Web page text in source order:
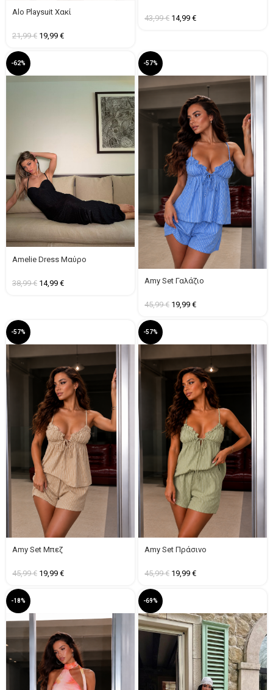
Alo Playsuit Χακί
21,99€ 19,99 €
43,99€ 14,99 €
-62%
Amelie Dress Μαύρο
38,99€ 14,99 €
-57%
Amy Set Γαλάζιο
45,99€ 19,99 €
-57%
Amy Set Μπεζ
45,99€ 19,99 €
-57%
Amy Set Πράσινο
45,99€ 19,99 €
-18% -69%